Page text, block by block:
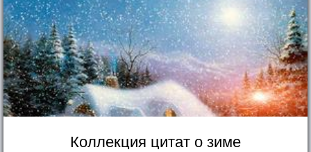
Коллекция цитат о зиме